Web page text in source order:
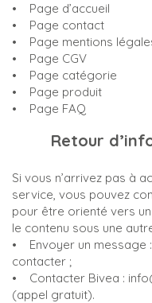
• Page d’accueil
• Page contact
• Page mentions
• Page CGV
• Page catégorie
• Page produit
• Page FAQ
Retour
Si vous n’arrivez pas à
service, vous pouvez
pour être orienté vers
le contenu sous une
• Envoyer un message
contacter ;
• Contacter Bivea :
(appel gratuit).